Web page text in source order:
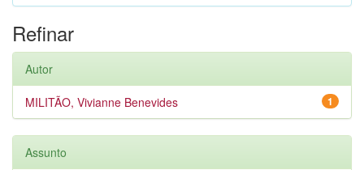
Refinar
Autor
1
MILITÃO, Vivianne Benevides
Assunto